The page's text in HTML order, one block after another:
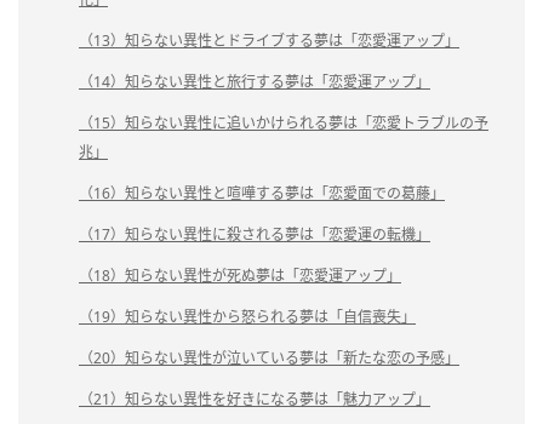
（13）知らない異性とドライブする夢は「恋愛運アップ」
（14）知らない異性と旅行する夢は「恋愛運アップ」
（15）知らない異性に追いかけられる夢は「恋愛トラブルの予
兆」
（16）知らない異性と喧嘩する夢は「恋愛面での葛藤」
（17）知らない異性に殺される夢は「恋愛運の転機」
（18）知らない異性が死ぬ夢は「恋愛運アップ」
（19）知らない異性から怒られる夢は「自信喪失」
（20）知らない異性が泣いている夢は「新たな恋の予感」
（21）知らない異性を好きになる夢は「魅力アップ」